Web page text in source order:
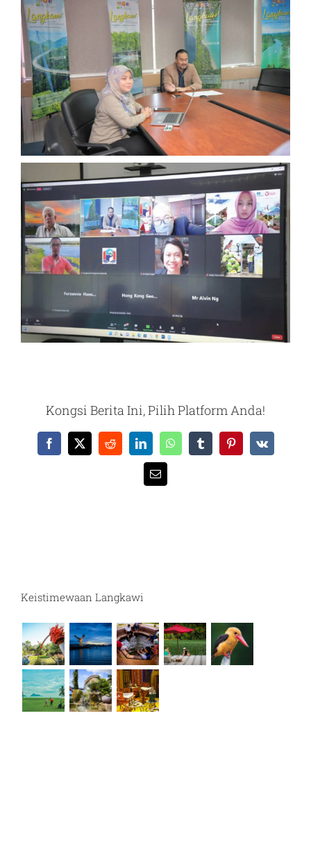
Kongsi Berita Ini, Pilih Platform Anda!
Facebook
X RedditLinkedInWhatsAppTumblrPinterest
Vk
Email
Keistimewaan Langkawi